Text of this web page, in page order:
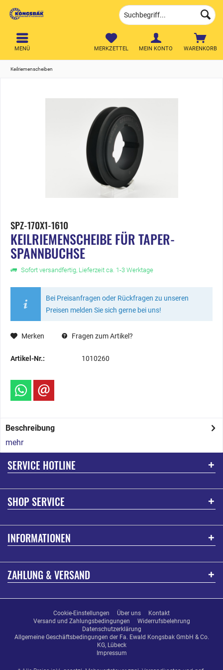
WARENKORB
MERKZETTEL MEIN KONTO
MENÜ
Keilriemenscheiben
SPZ-170X1-1610
KEILRIEMENSCHEIBE FÜR TAPER-
SPANNBUCHSE
Sofort versandfertig, Lieferzeit ca. 1-3 Werktage
Bei Preisanfragen oder Rückfragen zu unseren
Preisen melden Sie sich gerne bei uns!
Merken Fragen zum Artikel?
Artikel-Nr.: 1010260
Beschreibung
mehr
SERVICE HOTLINE
SHOP SERVICE
INFORMATIONEN
ZAHLUNG & VERSAND
Cookie-Einstellungen Über uns
Kontakt
Versand und Zahlungsbedingungen
Widerrufsbelehrung
Datenschutzerklärung
Allgemeine Geschäftsbedingungen der Fa. Ewald Kongsbak GmbH & Co.
KG, Lübeck
Impressum